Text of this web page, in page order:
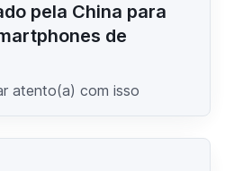
pela China para
de
atento(a) com isso